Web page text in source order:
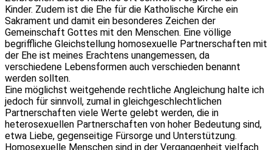
Kinder. Zudem ist die Ehe für die Katholische Kirche ein
Sakrament und damit ein besonderes Zeichen der
Gemeinschaft Gottes mit den Menschen. Eine völlige
begriffliche Gleichstellung homosexuelle Partnerschaften mit
der Ehe ist meines Erachtens unangemessen, da
verschiedene Lebensformen auch verschieden benannt
werden sollten.
Eine möglichst weitgehende rechtliche Angleichung halte ich
jedoch für sinnvoll, zumal in gleichgeschlechtlichen
Partnerschaften viele Werte gelebt werden, die in
heterosexuellen Partnerschaften von hoher Bedeutung sind,
etwa Liebe, gegenseitige Fürsorge und Unterstützung.
Homosexuelle Menschen sind in der Vergangenheit vielfach